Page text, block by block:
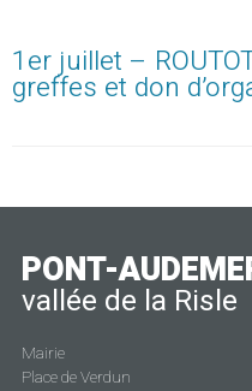
1er juillet –
greffes et don
PONT-
vallée de la Risle
Mairie
Place de Verdun